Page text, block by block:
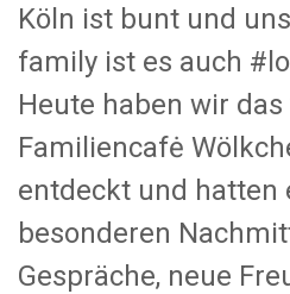
Köln ist bunt und
family ist es auch
Heute haben wir
Familiencafė
entdeckt und hatten
besonderen
Gespräche, neue